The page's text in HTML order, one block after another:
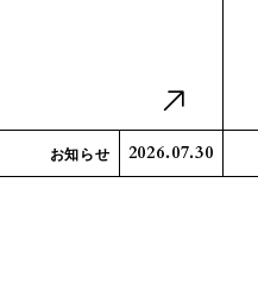
お知らせ 2026.07.30